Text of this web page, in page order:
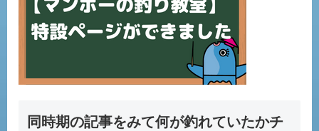
同時期の記事をみて何が釣れていたかチ